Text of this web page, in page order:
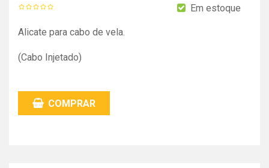
Em estoque
Alicate para cabo de vela.
(Cabo Injetado)
COMPRAR